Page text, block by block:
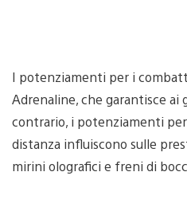
I potenziamenti per i
Adrenaline, che garantisce
contrario, i potenziamenti
distanza influiscono sulle
mirini olografici e freni di